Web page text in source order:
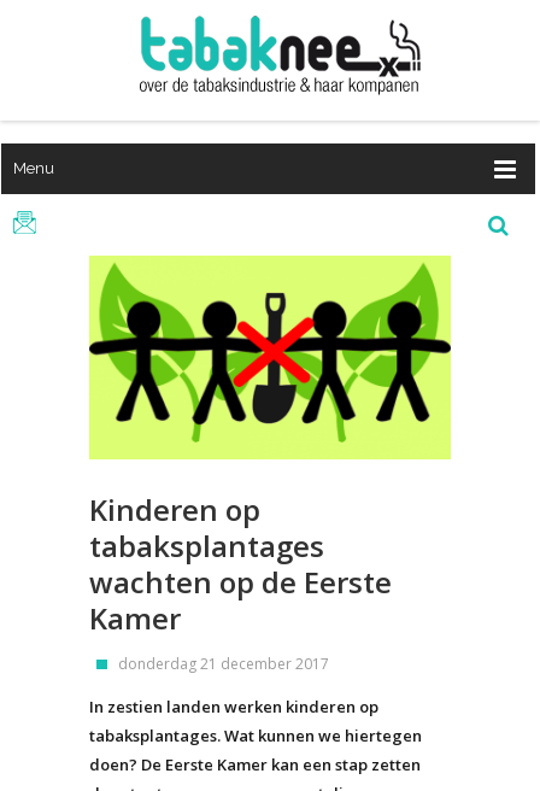
Menu
Kinderen op
tabaksplantages
wachten op de Eerste
Kamer
donderdag 21 december 2017
In zestien landen werken kinderen op
tabaksplantages. Wat kunnen we hiertegen
doen? De Eerste Kamer kan een stap zetten